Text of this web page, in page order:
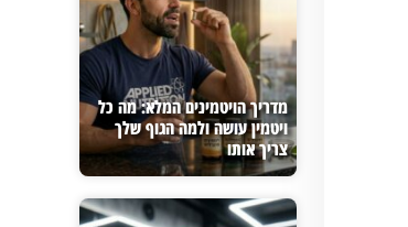
מדריך הויטמינים המלא: מה כל
ויטמין עושה ולמה הגוף שלך
צריך אותו